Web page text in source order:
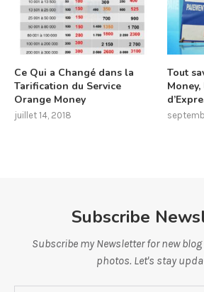
Ce Qui a Changé dans la
Tarification du Service
Orange Money
juillet 14, 2018
Tout
Subscribe
Subscribe my Newsletter for new
photos. Let's stay